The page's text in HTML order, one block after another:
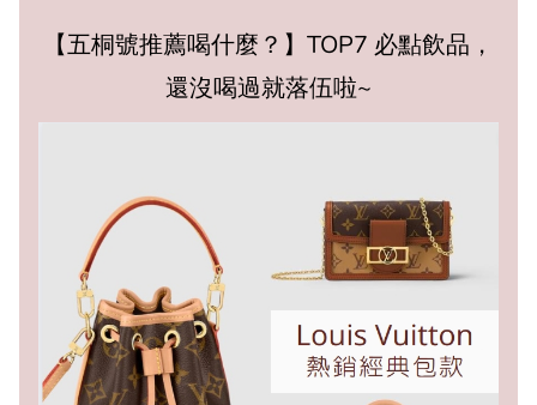
【五桐號推薦喝什麼？】TOP7 必點飲品，
還沒喝過就落伍啦~